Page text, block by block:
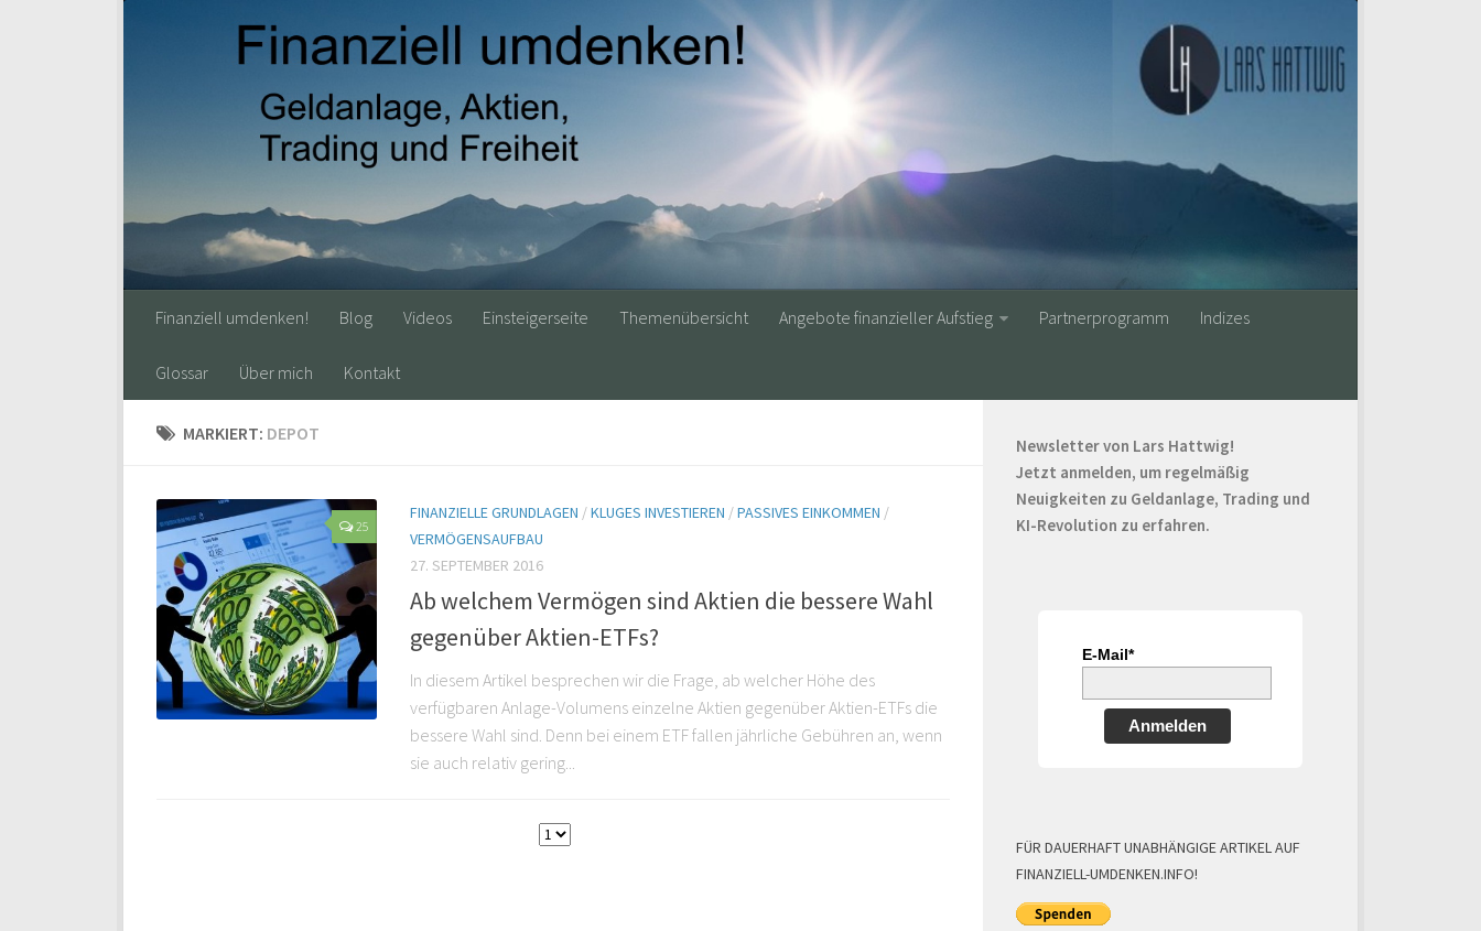
Finanziell umdenken! Blog Videos Einsteigerseite Themenübersicht Angebote finanzieller Aufstieg Partnerprogramm Indizes
Glossar Über mich Kontakt
MARKIERT: DEPOT
25
FINANZIELLE GRUNDLAGEN /KLUGES INVESTIEREN /PASSIVES EINKOMMEN /
VERMÖGENSAUFBAU
27. SEPTEMBER 2016
Ab welchem Vermögen sind Aktien die bessere Wahl
gegenüber Aktien-ETFs?
In diesem Artikel besprechen wir die Frage, ab welcher Höhe des
verfügbaren Anlage-Volumens einzelne Aktien gegenüber Aktien-ETFs die
bessere Wahl sind. Denn bei einem ETF fallen jährliche Gebühren an, wenn
sie auch relativ gering...
Newsletter von Lars Hattwig!
Jetzt anmelden, um regelmäßig
Neuigkeiten zu Geldanlage, Trading und
KI-Revolution zu erfahren.
E-Mail*
Anmelden
FÜR DAUERHAFT UNABHÄNGIGE ARTIKEL AUF
FINANZIELL-UMDENKEN.INFO!